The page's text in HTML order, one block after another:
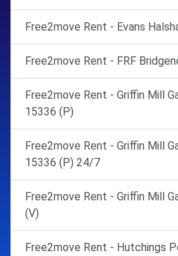
Free2move Rent - Evans
Free2move Rent - FRF
Free2move Rent - Griffin Mill
15336 (P)
Free2move Rent - Griffin Mill
15336 (P) 24/7
Free2move Rent - Griffin Mill
(V)
Free2move Rent - Hutchings